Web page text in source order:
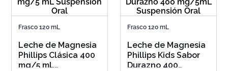
Frasco 120 mL
Leche de Magnesia
Phillips Clásica 400
mg/5 mL
Frasco 120 mL
Leche de Magnesia
Phillips Kids Sabor
Durazno 400